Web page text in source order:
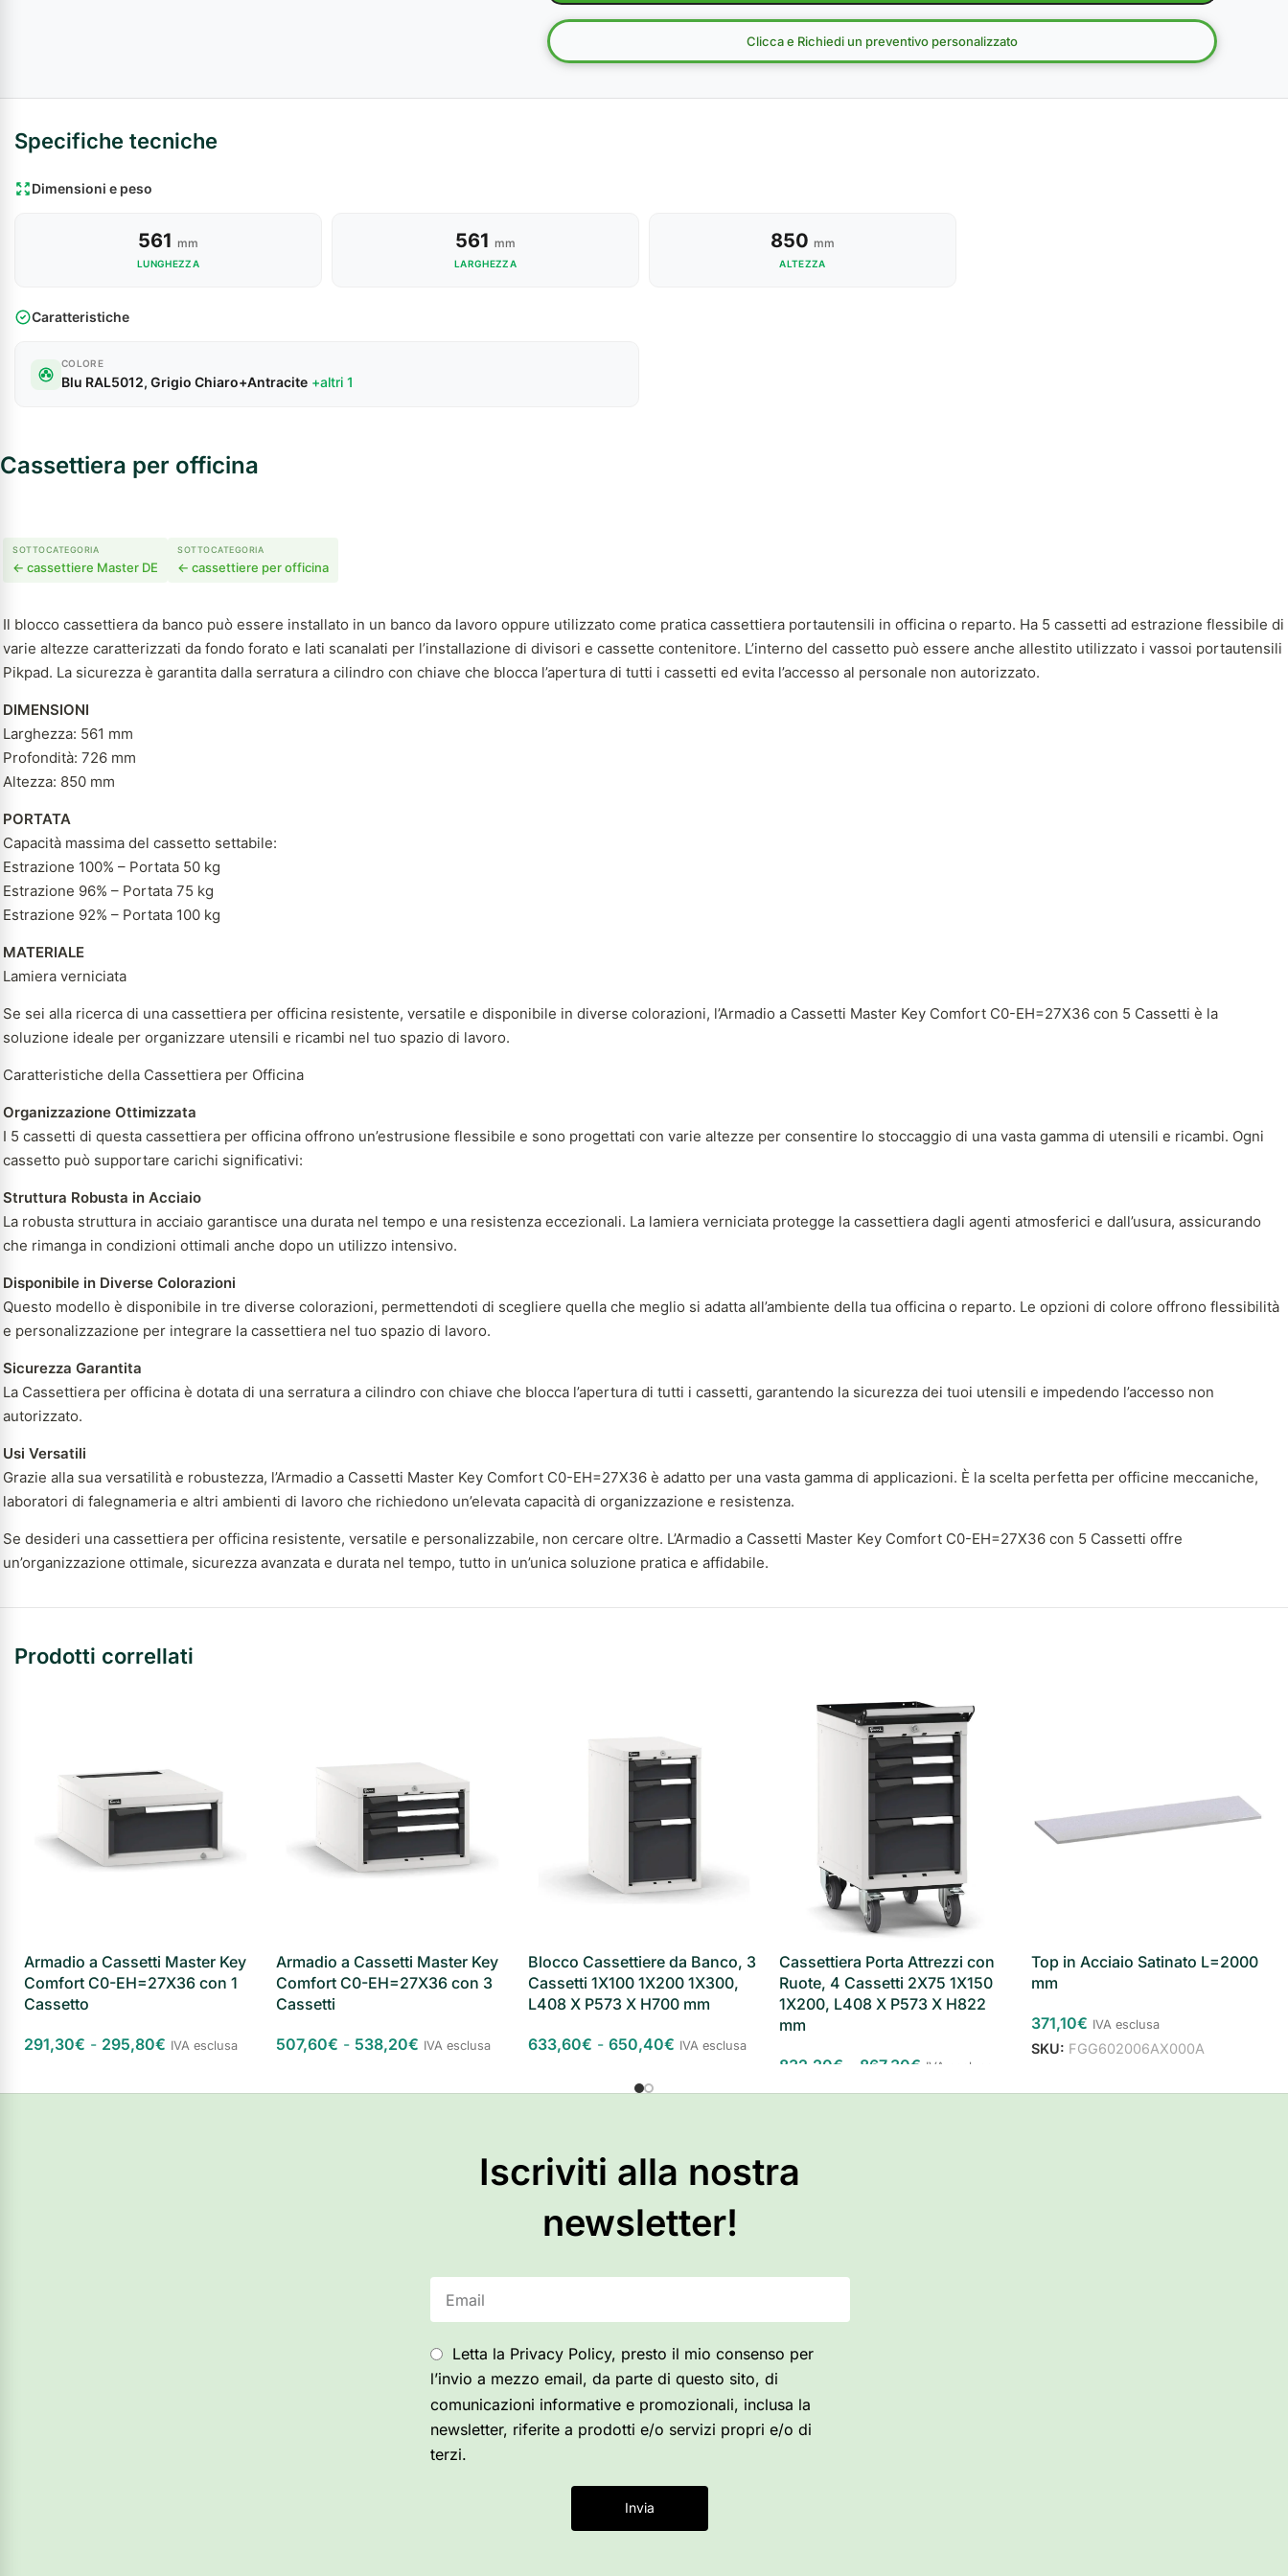
Clicca e Richiedi un preventivo personalizzato
Specifiche tecniche
Dimensioni e peso
561 mm
LUNGHEZZA
561 mm
LARGHEZZA
850 mm
ALTEZZA
Caratteristiche
COLORE
Blu RAL5012, Grigio Chiaro+Antracite +altri 1
Cassettiera per officina
SOTTOCATEGORIA
← cassettiere Master DE
SOTTOCATEGORIA
← cassettiere per officina
Il blocco cassettiera da banco può essere installato in un banco da lavoro oppure utilizzato come pratica cassettiera portautensili in officina o reparto. Ha 5 cassetti ad estrazione flessibile di
varie altezze caratterizzati da fondo forato e lati scanalati per l’installazione di divisori e cassette contenitore. L’interno del cassetto può essere anche allestito utilizzato i vassoi portautensili
Pikpad. La sicurezza è garantita dalla serratura a cilindro con chiave che blocca l’apertura di tutti i cassetti ed evita l’accesso al personale non autorizzato.
DIMENSIONI
Larghezza: 561 mm
Profondità: 726 mm
Altezza: 850 mm
PORTATA
Capacità massima del cassetto settabile:
Estrazione 100% – Portata 50 kg
Estrazione 96% – Portata 75 kg
Estrazione 92% – Portata 100 kg
MATERIALE
Lamiera verniciata
Se sei alla ricerca di una cassettiera per officina resistente, versatile e disponibile in diverse colorazioni, l’Armadio a Cassetti Master Key Comfort C0-EH=27X36 con 5 Cassetti è la
soluzione ideale per organizzare utensili e ricambi nel tuo spazio di lavoro.
Caratteristiche della Cassettiera per Officina
Organizzazione Ottimizzata
I 5 cassetti di questa cassettiera per officina offrono un’estrusione flessibile e sono progettati con varie altezze per consentire lo stoccaggio di una vasta gamma di utensili e ricambi. Ogni
cassetto può supportare carichi significativi:
Struttura Robusta in Acciaio
La robusta struttura in acciaio garantisce una durata nel tempo e una resistenza eccezionali. La lamiera verniciata protegge la cassettiera dagli agenti atmosferici e dall’usura, assicurando
che rimanga in condizioni ottimali anche dopo un utilizzo intensivo.
Disponibile in Diverse Colorazioni
Questo modello è disponibile in tre diverse colorazioni, permettendoti di scegliere quella che meglio si adatta all’ambiente della tua officina o reparto. Le opzioni di colore offrono flessibilità
e personalizzazione per integrare la cassettiera nel tuo spazio di lavoro.
Sicurezza Garantita
La Cassettiera per officina è dotata di una serratura a cilindro con chiave che blocca l’apertura di tutti i cassetti, garantendo la sicurezza dei tuoi utensili e impedendo l’accesso non
autorizzato.
Usi Versatili
Grazie alla sua versatilità e robustezza, l’Armadio a Cassetti Master Key Comfort C0-EH=27X36 è adatto per una vasta gamma di applicazioni. È la scelta perfetta per officine meccaniche,
laboratori di falegnameria e altri ambienti di lavoro che richiedono un’elevata capacità di organizzazione e resistenza.
Se desideri una cassettiera per officina resistente, versatile e personalizzabile, non cercare oltre. L’Armadio a Cassetti Master Key Comfort C0-EH=27X36 con 5 Cassetti offre
un’organizzazione ottimale, sicurezza avanzata e durata nel tempo, tutto in un’unica soluzione pratica e affidabile.
Prodotti correllati
Armadio a Cassetti Master Key
Comfort C0-EH=27X36 con 1
Cassetto
291,30€ - 295,80€ IVA esclusa
Armadio a Cassetti Master Key
Comfort C0-EH=27X36 con 3
Cassetti
507,60€ - 538,20€ IVA esclusa
Blocco Cassettiere da Banco, 3
Cassetti 1X100 1X200 1X300,
L408 X P573 X H700 mm
633,60€ - 650,40€ IVA esclusa
Cassettiera Porta Attrezzi con
Ruote, 4 Cassetti 2X75 1X150
1X200, L408 X P573 X H822
mm
832,20€ 867,30€ IVA esclusa
Top in Acciaio Satinato L=2000
mm
371,10€ IVA esclusa
SKU: FGG602006AX000A
Iscriviti alla nostra
newsletter!
Letta la Privacy Policy, presto il mio consenso per
l’invio a mezzo email, da parte di questo sito, di
comunicazioni informative e promozionali, inclusa la
newsletter, riferite a prodotti e/o servizi propri e/o di
terzi.
Invia